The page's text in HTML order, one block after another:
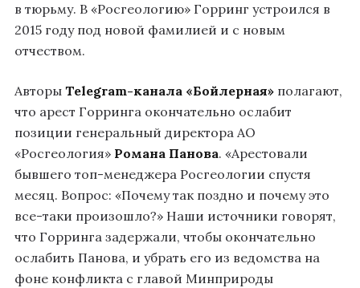
в тюрьму. В «Росгеологию» Горринг устроился в
2015 году под новой фамилией и с новым
отчеством.
Авторы Telegram-канала «Бойлерная» полагают,
что арест Горринга окончательно ослабит
позиции генеральный директора АО
«Росгеология» Романа Панова. «Арестовали
бывшего топ-менеджера Росгеологии спустя
месяц. Вопрос: «Почему так поздно и почему это
все-таки произошло?» Наши источники говорят,
что Горринга задержали, чтобы окончательно
ослабить Панова, и убрать его из ведомства на
фоне конфликта с главой Минприроды